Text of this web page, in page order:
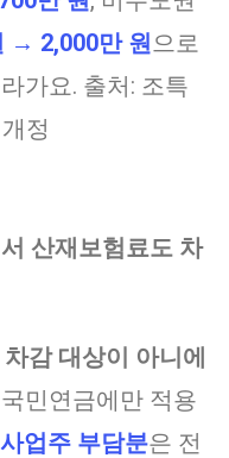
→ 2,000만 원 으로
가요. 출처: 조특
정
산재보험료도 차
감 대상이 아니에
민연금에만 적용
업주 부담분은 전